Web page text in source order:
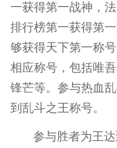
一获得第一战神，
排行榜第一获得第
够获得天下第一称
相应称号，包括唯
锋芒等。参与热血
到乱斗之王称号。
参与胜者为王